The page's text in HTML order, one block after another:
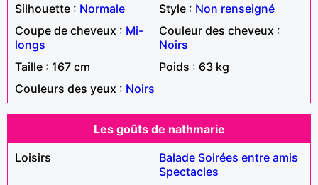
Silhouette : Normale Style : Non renseigné
Coupe de cheveux : Mi-
longs
Couleur des cheveux :
Noirs
Taille : 167 cm
Poids : 63 kg
Couleurs des yeux : Noirs
Les goûts de nathmarie
Loisirs
Balade Soirées entre amis
Spectacles